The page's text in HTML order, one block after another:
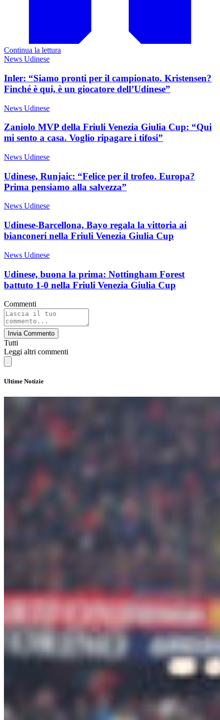
Continua la lettura
News Udinese
Inler: “Siamo pronti per il campionato. Kristensen?
Finché è qui, è un giocatore dell’Udinese”
News Udinese
Zaniolo MVP della Friuli Venezia Giulia Cup: “Qui
mi sento a casa. Voglio ripagare i tifosi”
News Udinese
Udinese, Runjaic: “Felice per il trofeo. Europa?
Prima pensiamo alla salvezza”
News Udinese
Udinese-Barcellona, Bayo regala la vittoria ai
bianconeri nella Friuli Venezia Giulia Cup
News Udinese
Udinese, buona la prima: Nottingham Forest
battuto 1-0 nella Friuli Venezia Giulia Cup
Commenti
Invia Commento
Tutti
Leggi altri commenti
Ultime Notizie